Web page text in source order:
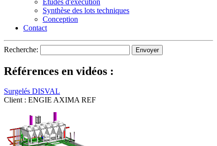
Synthèse des lots techniques
Conception
Contact
Recherche:
Références en vidéos :
Surgelés DISVAL
Client : ENGIE AXIMA REF